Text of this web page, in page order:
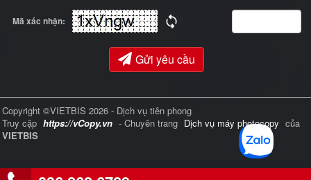
Mã xác nhận:
Gửi yêu cầu
Copyright ©VIETBIS 2026 - Dịch vụ tiên phong
Truy cập https://vCopy.vn - Chuyên trang Dịch vụ máy photocopy của
VIETBIS